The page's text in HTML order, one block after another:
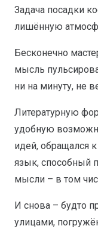
Задача посадки
лишённую
Бесконечно
мысль
ни на минуту, не
Литературную
удобную
идей, обращался
язык, способный
мысли – в том
И снова – будто
улицами,